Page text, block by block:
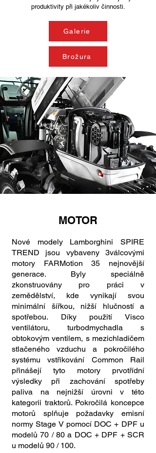
produktivity při jakékoliv činnosti.
Galerie
Brožura
MOTOR
Nové modely Lamborghini SPIRE
TREND jsou vybaveny 3válcovými
motory FARMotion 35 nejnovější
generace. Byly speciálně
zkonstruovány pro práci v
zemědělství, kde vynikají svou
minimální šířkou, nižší hlučností a
spotřebou. Díky použití Visco
ventilátoru, turbodmychadla s
obtokovým ventilem, s mezichladičem
stlačeného vzduchu a pokročilého
systému vstřikování Common Rail
přinášejí tyto motory prvotřídní
výsledky při zachování spotřeby
paliva na nejnižší úrovni v této
kategorii traktorů. Pokročilá koncepce
motorů splňuje požadavky emisní
normy Stage V pomocí DOC + DPF u
modelů 70 / 80 a DOC + DPF + SCR
u modelů 90 / 100.